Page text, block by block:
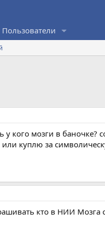
Пользователи
у кого мозги в
куплю за
кто в НИИ Мозга